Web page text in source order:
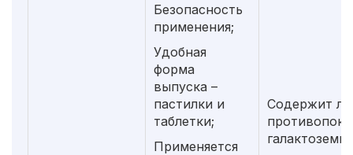
Безопасность
применения;
Удобная
форма
выпуска –
пастилки и
таблетки;
Применяется
Содержит